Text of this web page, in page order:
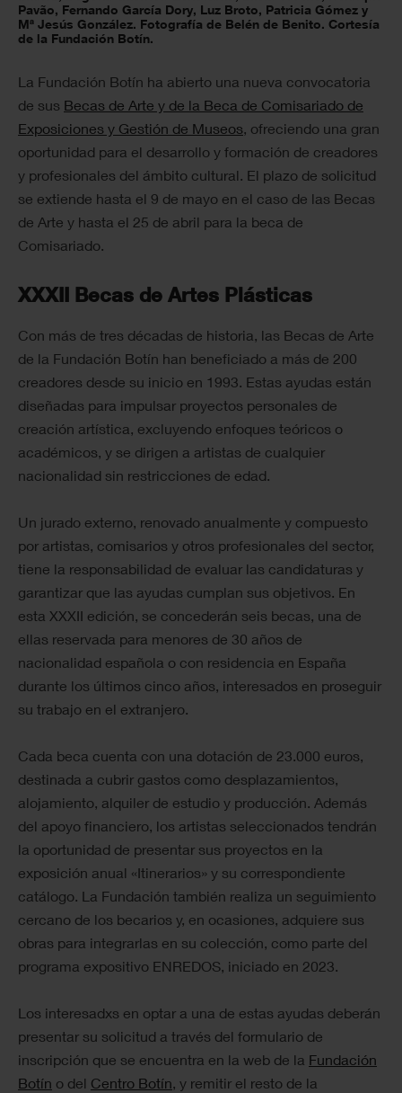
Pavão, Fernando García Dory, Luz Broto, Patricia Gómez y
Mª Jesús González. Fotografía de Belén de Benito. Cortesía
de la Fundación Botín.
La Fundación Botín ha abierto una nueva convocatoria
de sus Becas de Arte y de la Beca de Comisariado de
Exposiciones y Gestión de Museos, ofreciendo una gran
oportunidad para el desarrollo y formación de creadores
y profesionales del ámbito cultural. El plazo de solicitud
se extiende hasta el 9 de mayo en el caso de las Becas
de Arte y hasta el 25 de abril para la beca de
Comisariado.
XXXII Becas de Artes Plásticas
Con más de tres décadas de historia, las Becas de Arte
de la Fundación Botín han beneficiado a más de 200
creadores desde su inicio en 1993. Estas ayudas están
diseñadas para impulsar proyectos personales de
creación artística, excluyendo enfoques teóricos o
académicos, y se dirigen a artistas de cualquier
nacionalidad sin restricciones de edad.
Un jurado externo, renovado anualmente y compuesto
por artistas, comisarios y otros profesionales del sector,
tiene la responsabilidad de evaluar las candidaturas y
garantizar que las ayudas cumplan sus objetivos. En
esta XXXII edición, se concederán seis becas, una de
ellas reservada para menores de 30 años de
nacionalidad española o con residencia en España
durante los últimos cinco años, interesados en proseguir
su trabajo en el extranjero.
Cada beca cuenta con una dotación de 23.000 euros,
destinada a cubrir gastos como desplazamientos,
alojamiento, alquiler de estudio y producción. Además
del apoyo financiero, los artistas seleccionados tendrán
la oportunidad de presentar sus proyectos en la
exposición anual «Itinerarios» y su correspondiente
catálogo. La Fundación también realiza un seguimiento
cercano de los becarios y, en ocasiones, adquiere sus
obras para integrarlas en su colección, como parte del
programa expositivo ENREDOS, iniciado en 2023.
Los interesadxs en optar a una de estas ayudas deberán
presentar su solicitud a través del formulario de
inscripción que se encuentra en la web de la Fundación
Botín o del Centro Botín, y remitir el resto de la